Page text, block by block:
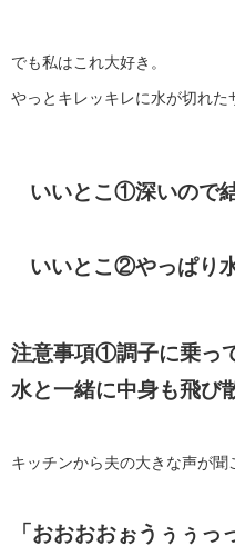
でも私はこれ大好き。
やっとキレッキレに水が切れた
いいとこ①深いので
いいとこ②やっぱり
注意事項①調子に乗っ
水と一緒に中身も飛び
キッチンから夫の大きな声が聞
「おおおおぉうぅぅっ